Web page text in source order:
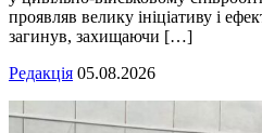
проявляв велику ініціативу і
загинув, захищаючи […]
Редакція 05.08.2026